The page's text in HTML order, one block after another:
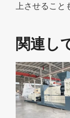
上させること
関連し